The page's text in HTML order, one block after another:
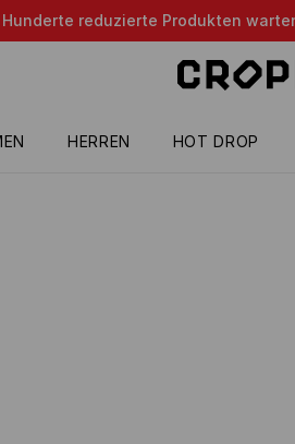
reduzierte Produkten
HERREN HOT DROP